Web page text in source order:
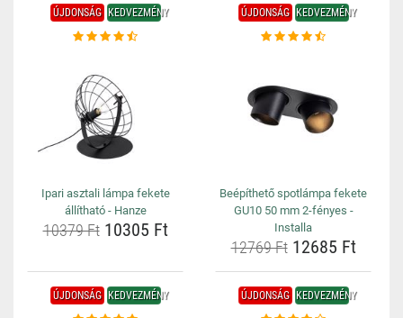
ÚJDONSÁG KEDVEZMÉNY
Ipari asztali lámpa fekete
állítható - Hanze
10379 Ft10305 Ft
ÚJDONSÁG KEDVEZMÉNY
Beépíthető spotlámpa fekete
GU10 50 mm 2-fényes -
Installa
12769 Ft12685 Ft
ÚJDONSÁG KEDVEZMÉNY ÚJDONSÁG KEDVEZMÉNY